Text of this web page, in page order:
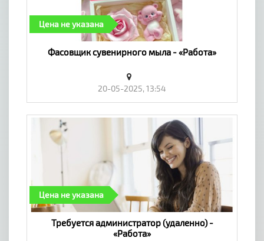
Цена не указана
Фасовщик сувенирного мыла - «Работа»
20-05-2025, 13:54
Цена не указана
Требуется администратор (удаленно) -
«Работа»